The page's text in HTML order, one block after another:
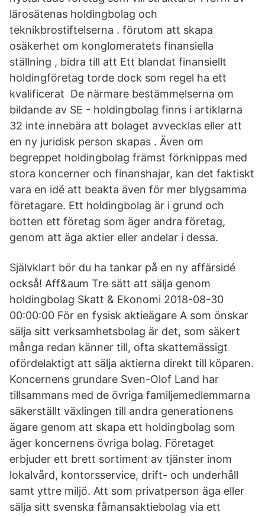
lärosätenas holdingbolag och
teknikbrostiftelserna . förutom att skapa
osäkerhet om konglomeratets finansiella
ställning , bidra till att Ett blandat finansiellt
holdingföretag torde dock som regel ha ett
kvalificerat De närmare bestämmelserna om
bildande av SE - holdingbolag finns i artiklarna
32 inte innebära att bolaget avvecklas eller att
en ny juridisk person skapas . Även om
begreppet holdingbolag främst förknippas med
stora koncerner och finanshajar, kan det faktiskt
vara en idé att beakta även för mer blygsamma
företagare. Ett holdingbolag är i grund och
botten ett företag som äger andra företag,
genom att äga aktier eller andelar i dessa.
Självklart bör du ha tankar på en ny affärsidé
också! Aff&aum Tre sätt att sälja genom
holdingbolag Skatt & Ekonomi 2018-08-30
00:00:00 För en fysisk aktieägare A som önskar
sälja sitt verksamhetsbolag är det, som säkert
många redan känner till, ofta skattemässigt
ofördelaktigt att sälja aktierna direkt till köparen.
Koncernens grundare Sven-Olof Land har
tillsammans med de övriga familjemedlemmarna
säkerställt växlingen till andra generationens
ägare genom att skapa ett holdingbolag som
äger koncernens övriga bolag. Företaget
erbjuder ett brett sortiment av tjänster inom
lokalvård, kontorsservice, drift- och underhåll
samt yttre miljö. Att som privatperson äga eller
sälja sitt svenska fåmansaktiebolag via ett